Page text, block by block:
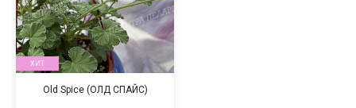
ХИТ
Old Spice (ОЛД СПАЙС)